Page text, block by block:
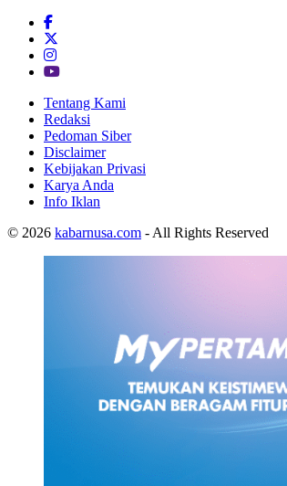
Tentang Kami
Redaksi
Pedoman Siber
Disclaimer
Kebijakan Privasi
Karya Anda
Info Iklan
© 2026 kabarnusa.com - All Rights Reserved